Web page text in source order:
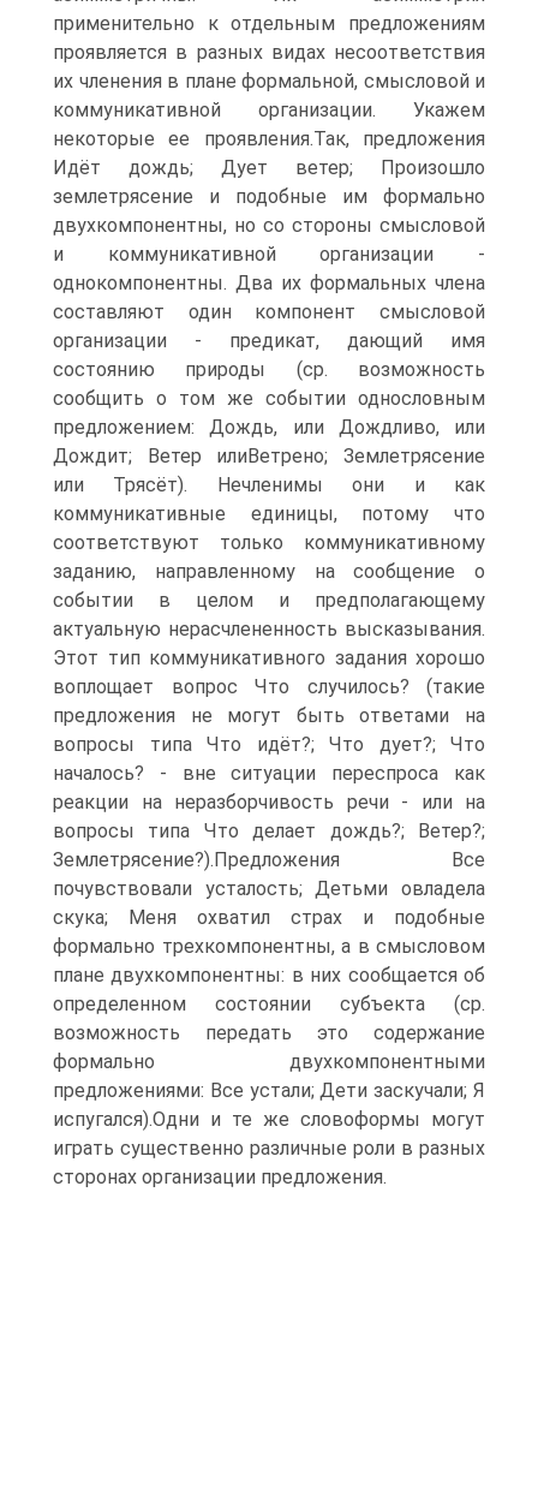
применительно к отдельным предложениям
проявляется в разных видах несоответствия
их членения в плане формальной, смысловой и
коммуникативной организации. Укажем
некоторые ее проявления.Так, предложения
Идёт дождь; Дует ветер; Произошло
землетрясение и подобные им формально
двухкомпонентны, но со стороны смысловой
и коммуникативной организации -
однокомпонентны. Два их формальных члена
составляют один компонент смысловой
организации - предикат, дающий имя
состоянию природы (ср. возможность
сообщить о том же событии однословным
предложением: Дождь, или Дождливо, или
Дождит; Ветер илиВетрено; Землетрясение
или Трясёт). Нечленимы они и как
коммуникативные единицы, потому что
соответствуют только коммуникативному
заданию, направленному на сообщение о
событии в целом и предполагающему
актуальную нерасчлененность высказывания.
Этот тип коммуникативного задания хорошо
воплощает вопрос Что случилось? (такие
предложения не могут быть ответами на
вопросы типа Что идёт?; Что дует?; Что
началось? - вне ситуации переспроса как
реакции на неразборчивость речи - или на
вопросы типа Что делает дождь?; Ветер?;
Землетрясение?).Предложения Все
почувствовали усталость; Детьми овладела
скука; Меня охватил страх и подобные
формально трехкомпонентны, а в смысловом
плане двухкомпонентны: в них сообщается об
определенном состоянии субъекта (ср.
возможность передать это содержание
формально двухкомпонентными
предложениями: Все устали; Дети заскучали; Я
испугался).Одни и те же словоформы могут
играть существенно различные роли в разных
сторонах организации предложения.